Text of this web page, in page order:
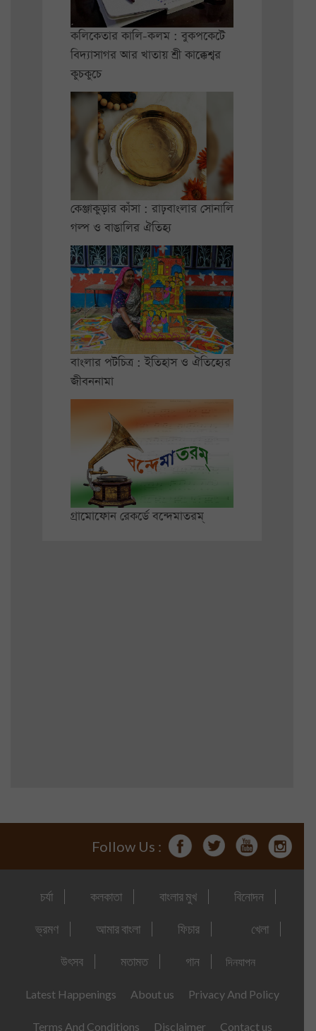
কলিকেতার কালি-কলম : বুকপকেটে
বিদ্যাসাগর আর খাতায় শ্রী কাক্কেশ্বর
কুচকুচে
কেঞ্জাকুড়ার কাঁসা : রাঢ়বাংলার সোনালি
গল্প ও বাঙালির ঐতিহ্য
বাংলার পটচিত্র : ইতিহাস ও ঐতিহ্যের
জীবননামা
গ্রামোফোন রেকর্ডে বন্দেমাতরম্
Follow Us :
চর্যা কলকাতা বাংলার মুখ বিনোদন
ভ্রমণ আমার বাংলা ফিচার খেলা
উৎসব মতামত গান দিনযাপন
Latest Happenings About us Privacy And Policy
Terms And Conditions Disclaimer Contact us